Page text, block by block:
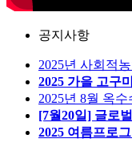
공지사항
2025년 사회적
2025 가을 고구
2025년 8월 옥
[7월20일] 글로
2025 여름프로